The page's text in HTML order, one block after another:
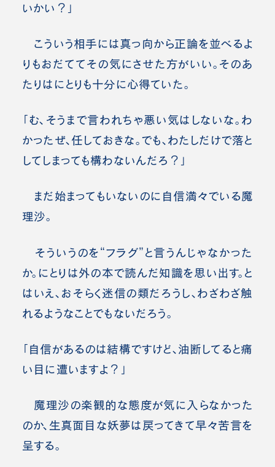
いかい？」
こういう相手には真っ向から正論を並べるよ
りもおだててその気にさせた方がいい。そのあ
たりはにとりも十分に心得ていた。
「む、そうまで言われちゃ悪い気はしないな。わ
かったぜ、任しておきな。でも、わたしだけで落と
してしまっても構わないんだろ？」
まだ始まってもいないのに自信満々でいる魔
理沙。
そういうのを“フラグ”と言うんじゃなかった
か。にとりは外の本で読んだ知識を思い出す。と
はいえ、おそらく迷信の類だろうし、わざわざ触
れるようなことでもないだろう。
「自信があるのは結構ですけど、油断してると痛
い目に遭いますよ？」
魔理沙の楽観的な態度が気に入らなかった
のか、生真面目な妖夢は戻ってきて早々苦言を
呈する。